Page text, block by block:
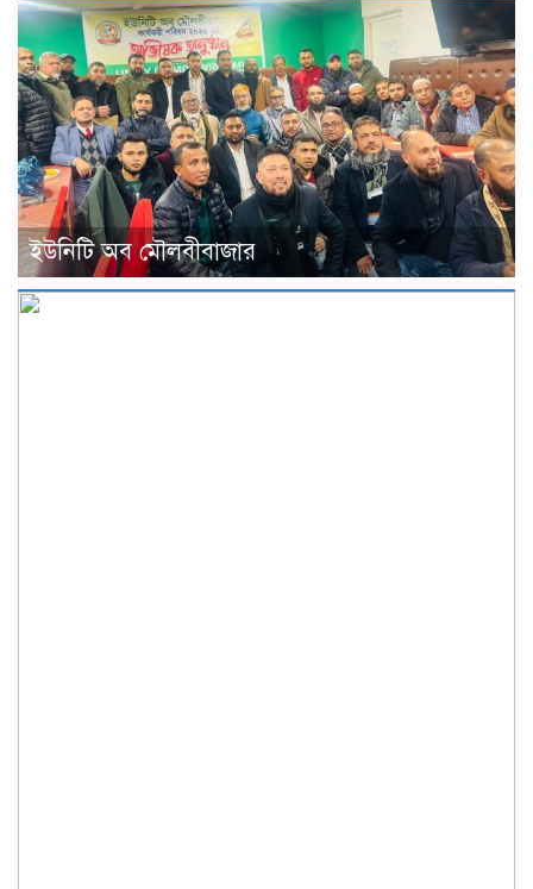
ইউনিটি অব মৌলবীবাজার